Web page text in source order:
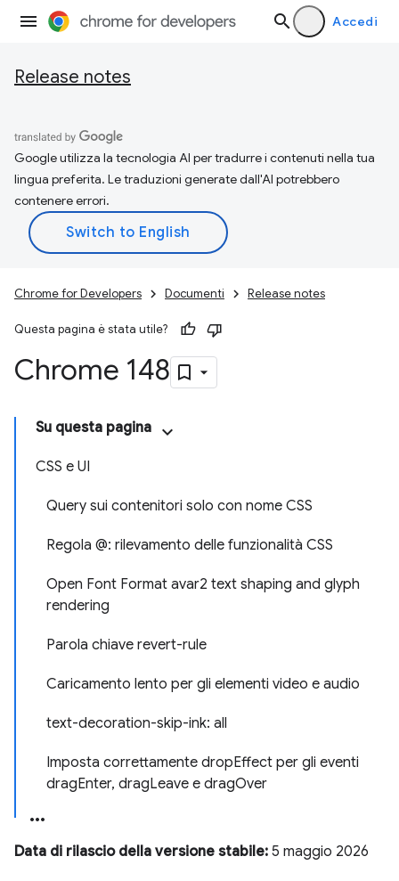
Accedi
Release notes
Google utilizza la tecnologia AI per tradurre i contenuti nella tua
lingua preferita. Le traduzioni generate dall'AI potrebbero
contenere errori.
Chrome for Developers Documenti Release notes
Questa pagina è stata utile?
Chrome 148
Su questa pagina
CSS e UI
Query sui contenitori solo con nome CSS
Regola @: rilevamento delle funzionalità CSS
Open Font Format avar2 text shaping and glyph
rendering
Parola chiave revert-rule
Caricamento lento per gli elementi video e audio
text-decoration-skip-ink: all
Imposta correttamente dropEffect per gli eventi
dragEnter, dragLeave e dragOver
Data di rilascio della versione stabile: 5 maggio 2026